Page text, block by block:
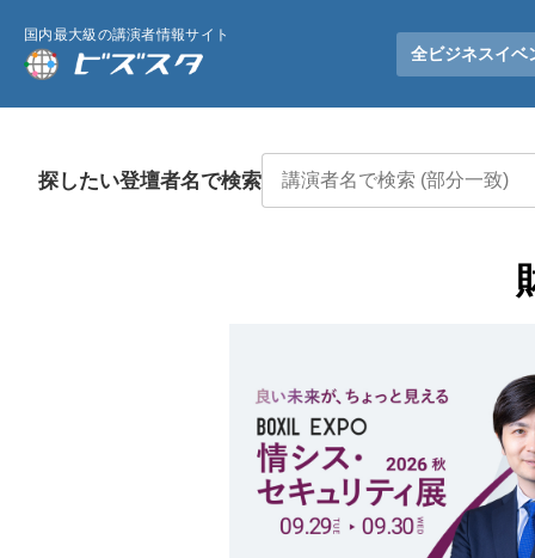
国内最大級の講演者情報サイト
全ビジネスイベ
探したい登壇者名で検索